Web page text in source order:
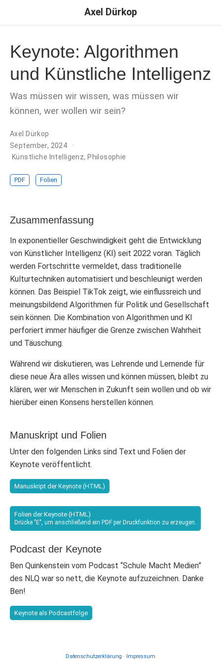
Axel Dürkop
Keynote: Algorithmen
und Künstliche Intelligenz
Was müssen wir wissen, was müssen wir
können, wer wollen wir sein?
Axel Dürkop
September, 2024
Künstliche Intelligenz, Philosophie
PDF Folien
Zusammenfassung
In exponentieller Geschwindigkeit geht die Entwicklung
von Künstlicher Intelligenz (KI) seit 2022 voran. Täglich
werden Fortschritte vermeldet, dass traditionelle
Kulturtechniken automatisiert und beschleunigt werden
können. Das Beispiel TikTok zeigt, wie einflussreich und
meinungsbildend Algorithmen für Politik und Gesellschaft
sein können. Die Kombination von Algorithmen und KI
perforiert immer häufiger die Grenze zwischen Wahrheit
und Täuschung.
Während wir diskutieren, was Lehrende und Lernende für
diese neue Ära alles wissen und können müssen, bleibt zu
klären, wer wir Menschen in Zukunft sein wollen und ob wir
hierüber einen Konsens herstellen können.
Manuskript und Folien
Unter den folgenden Links sind Text und Folien der
Keynote veröffentlicht.
Manuskript der Keynote (HTML)
Folien der Keynote (HTML)
Drücke "E", um anschließend ein PDF per Druckfunktion zu erzeugen.
Podcast der Keynote
Ben Quinkenstein vom Podcast “Schule Macht Medien”
des NLQ war so nett, die Keynote aufzuzeichnen. Danke
Ben!
Keynote als Podcastfolge
Datenschutzerklärung · Impressum